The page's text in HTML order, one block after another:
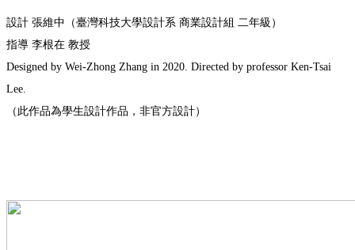
設計 張維中（臺灣科技大學設計系 商業設計組 二年級）
指導 李根在 教授
Designed by Wei-Zhong Zhang in 2020. Directed by professor Ken-Tsai
Lee.
（此作品為學生設計作品，非官方設計）